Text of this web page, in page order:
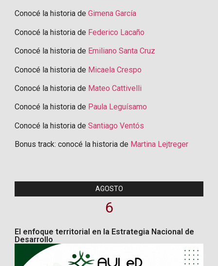
Conocé la historia de Gimena García
Conocé la historia de Federico Lacaño
Conocé la historia de Emiliano Santa Cruz
Conocé la historia de Micaela Crespo
Conocé la historia de Mateo Cattivelli
Conocé la historia de Paula Leguísamo
Conocé la historia de Santiago Ventós
Bonus track: conocé la historia de Martina Lejtreger
AGOSTO
6
El enfoque territorial en la Estrategia Nacional de
Desarrollo